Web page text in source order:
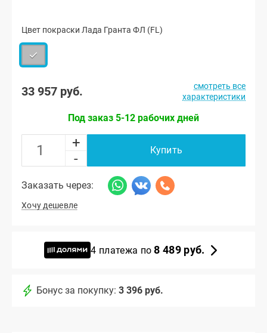
Цвет покраски Лада Гранта ФЛ (FL)
33 957 руб.
смотреть все
характеристики
Под заказ 5-12 рабочих дней
+
-
Купить
Заказать через:
Хочу дешевле
4 платежа по8 489 руб.
Бонус за покупку: 3 396 руб.